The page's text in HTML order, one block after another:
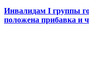
Инвалидам I группы
положена прибавка и